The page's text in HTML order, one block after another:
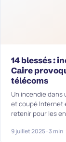
14 blessés :
Caire
télécoms
Un incendie dans
et coupé Internet
retenir pour les
9 juillet 2025 · 3 min